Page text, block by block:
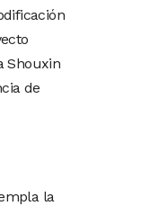
Shouxin
de
la